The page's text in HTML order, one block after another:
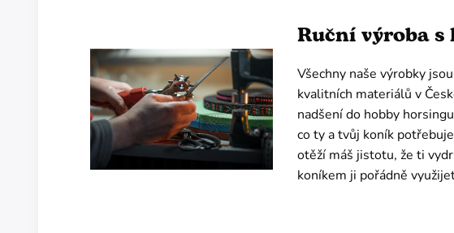
Ruční výroba s
Všechny naše výrobky
kvalitních materiálů v
nadšení do hobby
co ty a tvůj koník
otěží máš jistotu, že ti
koníkem ji pořádně